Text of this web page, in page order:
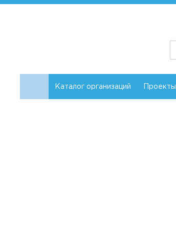
Каталог организаций Проекты